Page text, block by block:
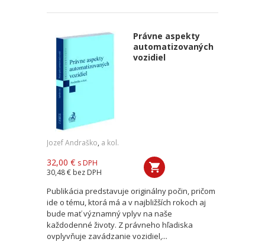
Právne aspekty
automatizovaných
vozidiel
Jozef Andraško, a kol.
32,00 € s DPH
30,48 € bez DPH
Publikácia predstavuje originálny počin, pričom
ide o tému, ktorá má a v najbližších rokoch aj
bude mať významný vplyv na naše
každodenné životy. Z právneho hľadiska
ovplyvňuje zavádzanie vozidiel,...